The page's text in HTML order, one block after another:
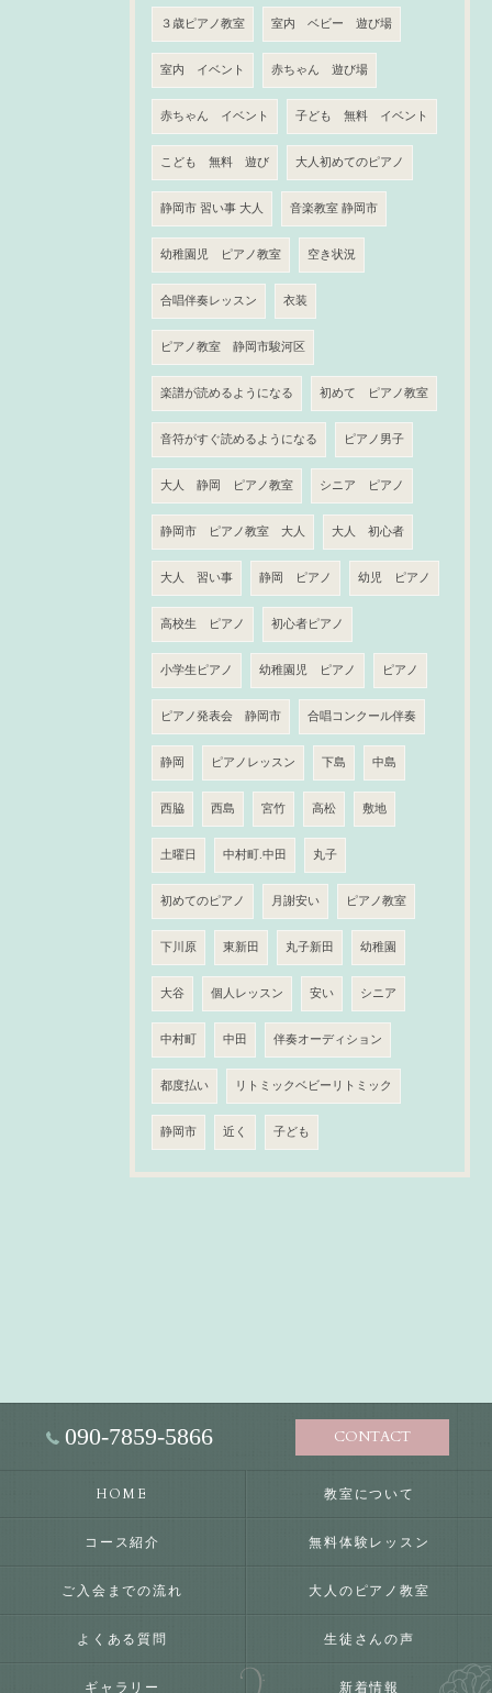
３歳ピアノ教室 室内 ベビー 遊び場
室内 イベント 赤ちゃん 遊び場
赤ちゃん イベント 子ども 無料 イベント
こども 無料 遊び 大人初めてのピアノ
静岡市 習い事 大人 音楽教室 静岡市
幼稚園児 ピアノ教室 空き状況
合唱伴奏レッスン 衣装
ピアノ教室 静岡市駿河区
楽譜が読めるようになる 初めて ピアノ教室
音符がすぐ読めるようになる ピアノ男子
大人 静岡 ピアノ教室 シニア ピアノ
静岡市 ピアノ教室 大人 大人 初心者
大人 習い事 静岡 ピアノ 幼児 ピアノ
高校生 ピアノ 初心者ピアノ
小学生ピアノ 幼稚園児 ピアノ ピアノ
ピアノ発表会 静岡市 合唱コンクール伴奏
静岡 ピアノレッスン 下島 中島
西脇 西島 宮竹 高松 敷地
土曜日 中村町.中田 丸子
初めてのピアノ 月謝安い ピアノ教室
下川原 東新田 丸子新田 幼稚園
大谷 個人レッスン 安い シニア
中村町 中田 伴奏オーディション
都度払い リトミックベビーリトミック
静岡市 近く 子ども
090-7859-5866 CONTACT
HOME 教室について
コース紹介 無料体験レッスン
ご入会までの流れ 大人のピアノ教室
よくある質問 生徒さんの声
ギャラリー 新着情報